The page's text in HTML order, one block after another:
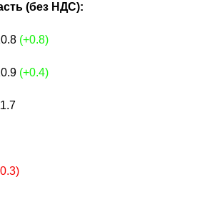
(без НДС):
(+0.8)
(+0.4)